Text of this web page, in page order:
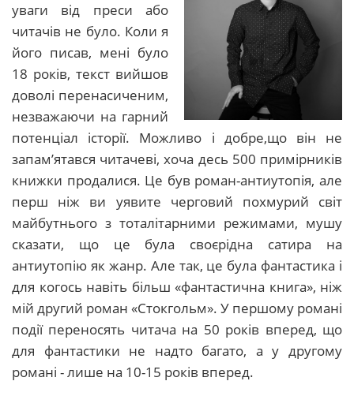
уваги від преси або
читачів не було. Коли я
його писав, мені було
18 років, текст вийшов
доволі перенасиченим,
незважаючи на гарний
потенціал історії. Можливо і добре,що він не
запам’ятався читачеві, хоча десь 500 примірників
книжки продалися. Це був роман-антиутопія, але
перш ніж ви уявите черговий похмурий світ
майбутнього з тоталітарними режимами, мушу
сказати, що це була своєрідна сатира на
антиутопію як жанр. Але так, це була фантастика і
для когось навіть більш «фантастична книга», ніж
мій другий роман «Стокгольм». У першому романі
події переносять читача на 50 років вперед, що
для фантастики не надто багато, а у другому
романі - лише на 10-15 років вперед.